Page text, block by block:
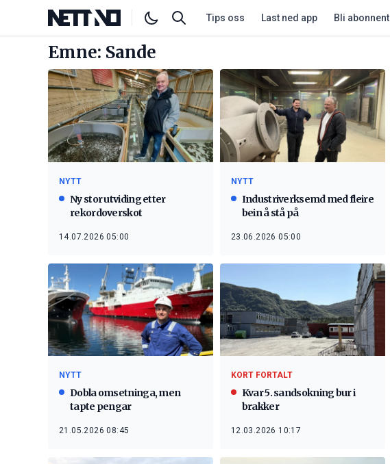
Tips oss Last ned app Bli abonnent
Emne: Sande
NYTT
Ny stor utviding etter
rekordoverskot
14.07.2026 05:00
NYTT
Industriverksemd med fleire
bein å stå på
23.06.2026 05:00
NYTT
Dobla omsetninga, men
tapte pengar
21.05.2026 08:45
KORT FORTALT
Kvar 5. sandsokning bur i
brakker
12.03.2026 10:17